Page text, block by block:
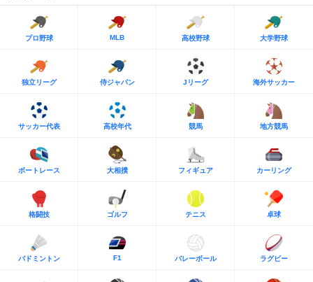
プロ野球 MLB 高校野球 大学野球
独立リーグ 侍ジャパン Jリーグ 海外サッカー
サッカー代表 高校年代 競馬 地方競馬
ボートレース 大相撲 フィギュア カーリング
格闘技 ゴルフ テニス 卓球
バドミントン F1 バレーボール ラグビー